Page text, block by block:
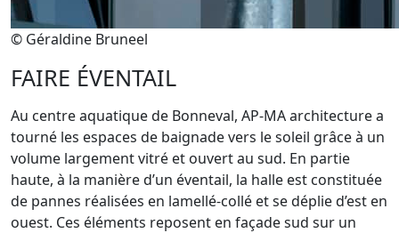
© Géraldine Bruneel
FAIRE ÉVENTAIL
Au centre aquatique de Bonneval, AP-MA architecture a
tourné les espaces de baignade vers le soleil grâce à un
volume largement vitré et ouvert au sud. En partie
haute, à la manière d’un éventail, la halle est constituée
de pannes réalisées en lamellé-collé et se déplie d’est en
ouest. Ces éléments reposent en façade sud sur un